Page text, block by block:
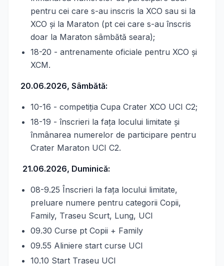
pentru cei care s-au inscris la XCO sau si la
XCO și la Maraton (pt cei care s-au înscris
doar la Maraton sâmbătă seara);
18-20 - antrenamente oficiale pentru XCO și
XCM.
20.06.2026, Sâmbătă:
10-16 - competiția Cupa Crater XCO UCI C2;
18-19 - înscrieri la faţa locului limitate şi
înmânarea numerelor de participare pentru
Crater Maraton UCI C2.
21.06.2026, Duminică:
08-9.25 Înscrieri la faţa locului limitate,
preluare numere pentru categorii Copii,
Family, Traseu Scurt, Lung, UCI
09.30 Curse pt Copii + Family
09.55 Aliniere start curse UCI
10.10 Start Traseu UCI